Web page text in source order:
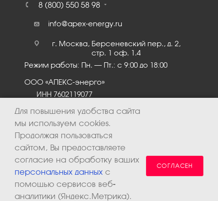
8 (800) 550 58 98
info@apex-energy.ru
г. Москва, Берсеневский пер., д. 2,
стр. 1 оф. 1.4
Режим работы: Пн. – Пт.: с 9:00 до 18:00
ООО «АПЕКС-энерго»
ИНН 7602119077
Для повышения удобства сайта
мы используем cookies.
Продолжая пользоваться
сайтом, Вы предоставляете
согласие на обработку ваших
персональных данных с
помощью сервисов веб-
аналитики (Яндекс.Метрика).
СОГЛАСЕН